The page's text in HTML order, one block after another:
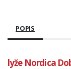
POPIS
lyže Nordica